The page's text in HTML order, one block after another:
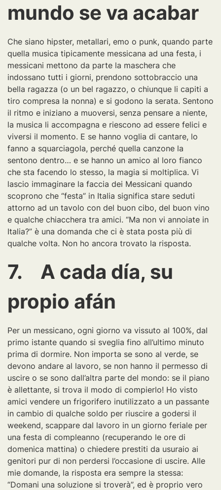
mundo se va acabar
Che siano hipster, metallari, emo o punk, quando parte
quella musica tipicamente messicana ad una festa, i
messicani mettono da parte la maschera che
indossano tutti i giorni, prendono sottobraccio una
bella ragazza (o un bel ragazzo, o chiunque li capiti a
tiro compresa la nonna) e si godono la serata. Sentono
il ritmo e iniziano a muoversi, senza pensare a niente,
la musica li accompagna e riescono ad essere felici e
viversi il momento. E se hanno voglia di cantare, lo
fanno a squarciagola, perché quella canzone la
sentono dentro… e se hanno un amico al loro fianco
che sta facendo lo stesso, la magia si moltiplica. Vi
lascio immaginare la faccia dei Messicani quando
scoprono che “festa” in Italia significa stare seduti
attorno ad un tavolo con del buon cibo, del buon vino
e qualche chiacchera tra amici. “Ma non vi annoiate in
Italia?” è una domanda che ci è stata posta più di
qualche volta. Non ho ancora trovato la risposta.
7. A cada día, su
propio afán
Per un messicano, ogni giorno va vissuto al 100%, dal
primo istante quando si sveglia fino all’ultimo minuto
prima di dormire. Non importa se sono al verde, se
devono andare al lavoro, se non hanno il permesso di
uscire o se sono dall’altra parte del mondo: se il piano
è allettante, si trova il modo di compierlo! Ho visto
amici vendere un frigorifero inutilizzato a un passante
in cambio di qualche soldo per riuscire a godersi il
weekend, scappare dal lavoro in un giorno feriale per
una festa di compleanno (recuperando le ore di
domenica mattina) o chiedere prestiti da usuraio ai
genitori pur di non perdersi l’occasione di uscire. Alle
mie domande, la risposta era sempre la stessa:
“Domani una soluzione si troverà”, ed è proprio vero